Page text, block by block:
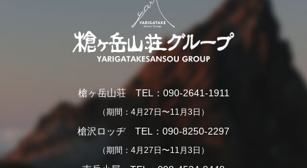
槍ヶ岳山荘 TEL：090-2641-1911
（期間：4月27日〜11月3日）
槍沢ロッヂ TEL：090-8250-2297
（期間：4月27日〜11月3日）